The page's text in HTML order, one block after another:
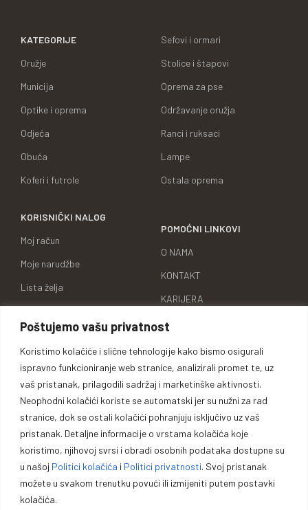
Poštujemo vašu privatnost
Koristimo kolačiće i slične tehnologije kako bismo osigurali
ispravno funkcioniranje web stranice, analizirali promet te, uz
vaš pristanak, prilagodili sadržaj i marketinške aktivnosti.
Neophodni kolačići koriste se automatski jer su nužni za rad
stranice, dok se ostali kolačići pohranjuju isključivo uz vaš
pristanak. Detaljne informacije o vrstama kolačića koje
koristimo, njihovoj svrsi i obradi osobnih podataka dostupne su
u našoj Politici kolačića i Politici privatnosti. Svoj pristanak
možete u svakom trenutku povući ili izmijeniti putem postavki
kolačića.
KATEGORIJE
Oružje
Municija
Optike i oprema
Odjeća
Obuća
Koferi i futrole
Sefovi i ormari
Stolice i štapovi
Oprema za pse
Održavanje oružja
Ranci i ruksaci
Lampe
Ostala oprema
KORISNIČKI NALOG
Moj račun
Moje narudžbe
Lista želja
Adrese za dostavu
Detalji računa
POMOĆNI LINKOVI
O NAMA
KONTAKT
KARIJERA
BRENDOVI
ID BROJ
Oprema za lovce, sportiste,
profesionalce i entuzijaste.
Vrhunska opremu za lovce, sportiste, profesionalce i entuzijaste. U